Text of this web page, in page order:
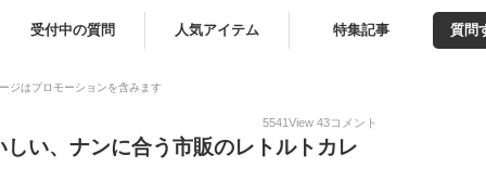
受付中の質問 人気アイテム 特集記事 質問
ジはプロモーションを含みます
5541View 43コメント
い、ナンに合う市販のレトルトカレ